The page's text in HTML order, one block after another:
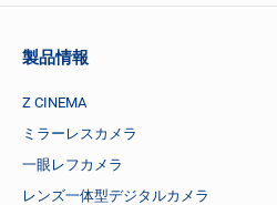
製品情報
Z CINEMA
ミラーレスカメラ
一眼レフカメラ
レンズ一体型デジタルカメラ